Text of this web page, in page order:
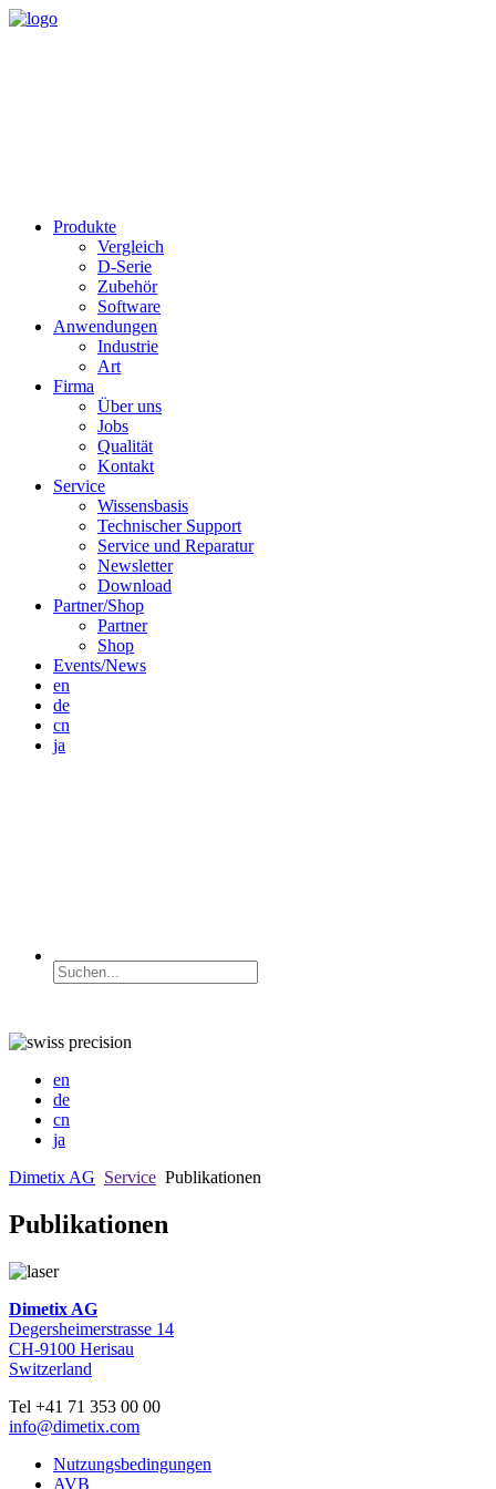
Produkte
Vergleich
D-Serie
Zubehör
Software
Anwendungen
Industrie
Art
Firma
Über uns
Jobs
Qualität
Kontakt
Service
Wissensbasis
Technischer Support
Service und Reparatur
Newsletter
Download
Partner/Shop
Partner
Shop
Events/News
en
de
cn
ja
en
de
cn
ja
Dimetix AG Service Publikationen
Publikationen
Dimetix AG
Degersheimerstrasse 14
CH-9100 Herisau
Switzerland
Tel +41 71 353 00 00
info@dimetix.com
Nutzungsbedingungen
AVB